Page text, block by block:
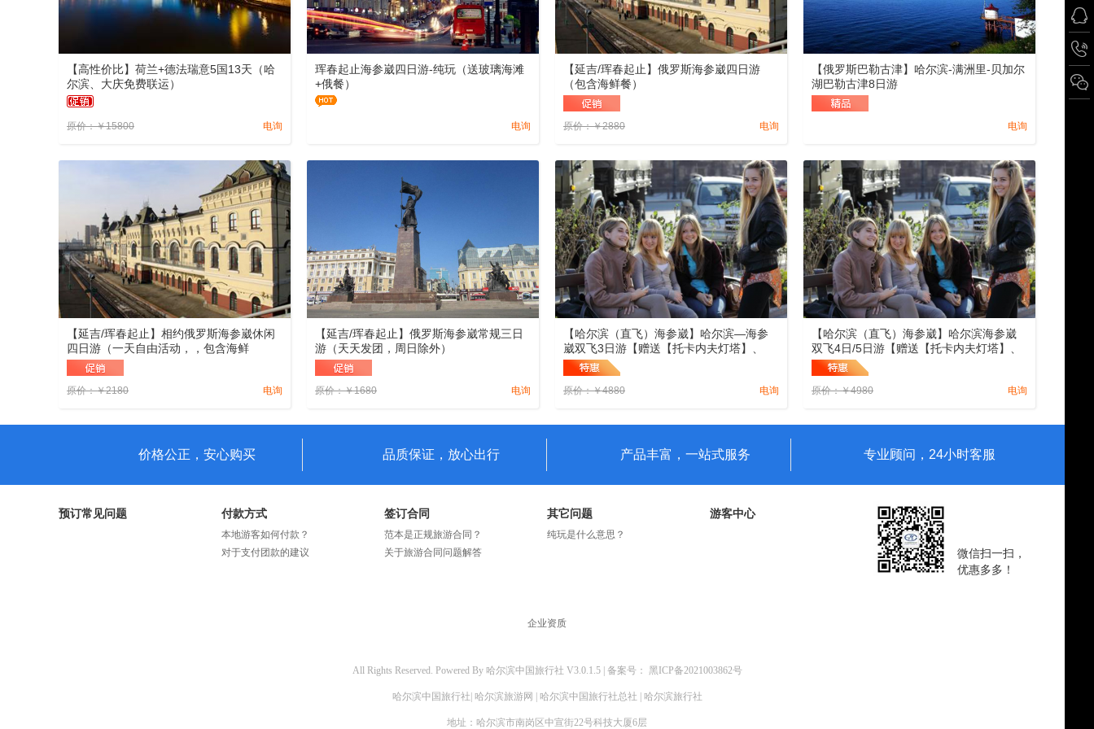
【高性价比】荷兰+德法瑞意5国13天（哈
尔滨、大庆免费联运）
原价：￥15800 电询
珲春起止海参崴四日游-纯玩（送玻璃海滩
+俄餐）
电询
【延吉/珲春起止】俄罗斯海参崴四日游
（包含海鲜餐）
原价：￥2880 电询
【俄罗斯巴勒古津】哈尔滨-满洲里-贝加尔
湖巴勒古津8日游
电询
【延吉/珲春起止】相约俄罗斯海参崴休闲
四日游（一天自由活动，，包含海鲜
餐，）
原价：￥2180 电询
【延吉/珲春起止】俄罗斯海参崴常规三日
游（天天发团，周日除外）
原价：￥1680 电询
【哈尔滨（直飞）海参崴】哈尔滨—海参
崴双飞3日游【赠送【托卡内夫灯塔】、
【圣母升天教堂】+赠送体验【有轨电车】
+ 赠送参观【C-56 号潜水艇博物馆】+【百
年步行街】
原价：￥4880 电询
【哈尔滨（直飞）海参崴】哈尔滨海参崴
双飞4日/5日游【赠送【托卡内夫灯塔】、
【圣母升天教堂】+赠送体验【有轨电车】
+ 赠送参观【C-56 号潜水艇博物馆】+【百
年步行街】
原价：￥4980 电询
价格公正，安心购买 品质保证，放心出行 产品丰富，一站式服务 专业顾问，24小时客服
预订常见问题 付款方式
本地游客如何付款？
对于支付团款的建议
签订合同
范本是正规旅游合同？
关于旅游合同问题解答
其它问题
纯玩是什么意思？
游客中心
微信扫一扫，
优惠多多！
企业资质
All Rights Reserved. Powered By 哈尔滨中国旅行社 V3.0.1.5 | 备案号： 黑ICP备2021003862号
哈尔滨中国旅行社| 哈尔滨旅游网 | 哈尔滨中国旅行社总社 | 哈尔滨旅行社
地址：哈尔滨市南岗区中宣街22号科技大厦6层